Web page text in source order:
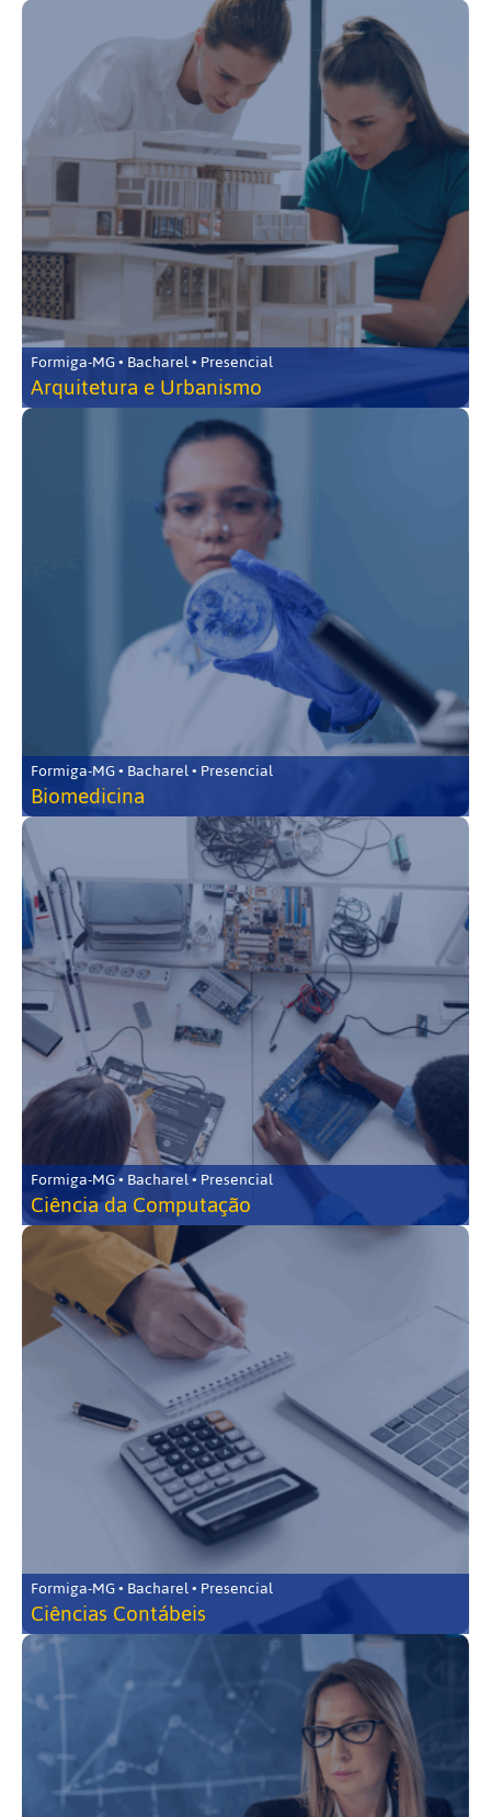
Formiga-MG • Bacharel • Presencial
Arquitetura e Urbanismo
Formiga-MG • Bacharel • Presencial
Biomedicina
Formiga-MG • Bacharel • Presencial
Ciência da Computação
Formiga-MG • Bacharel • Presencial
Ciências Contábeis